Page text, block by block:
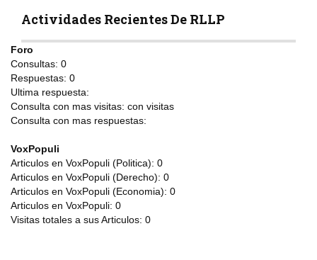
Actividades Recientes De RLLP
Foro
Consultas: 0
Respuestas: 0
Ultima respuesta:
Consulta con mas visitas: con visitas
Consulta con mas respuestas:
VoxPopuli
Articulos en VoxPopuli (Politica): 0
Articulos en VoxPopuli (Derecho): 0
Articulos en VoxPopuli (Economia): 0
Articulos en VoxPopuli: 0
Visitas totales a sus Articulos: 0